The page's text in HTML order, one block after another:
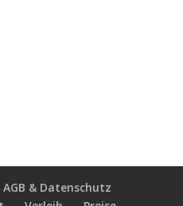
AGB & Datenschutz